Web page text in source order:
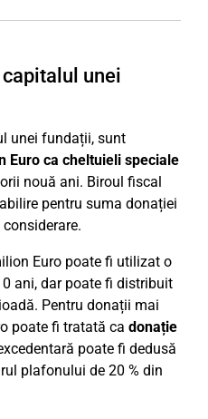
unei
unei fundații, sunt
Euro ca cheltuieli speciale
nouă ani. Biroul fiscal
pentru suma donației
Euro poate fi utilizat o
ani, dar poate fi distribuit
Pentru donații mai
poate fi tratată ca donație
poate fi dedusă
plafonului de 20 % din